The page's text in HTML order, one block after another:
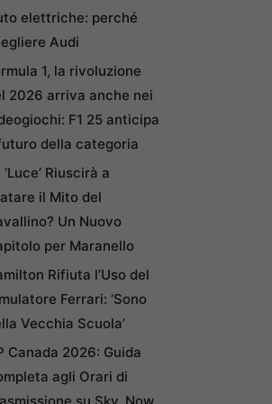
elettriche: perché
Audi
1, la rivoluzione
2026 arriva anche nei
F1 25 anticipa
della categoria
‘Luce’ Riuscirà a
il Mito del
Un Nuovo
per Maranello
Rifiuta l’Uso del
Ferrari: ‘Sono
Vecchia Scuola’
Canada 2026: Guida
agli Orari di